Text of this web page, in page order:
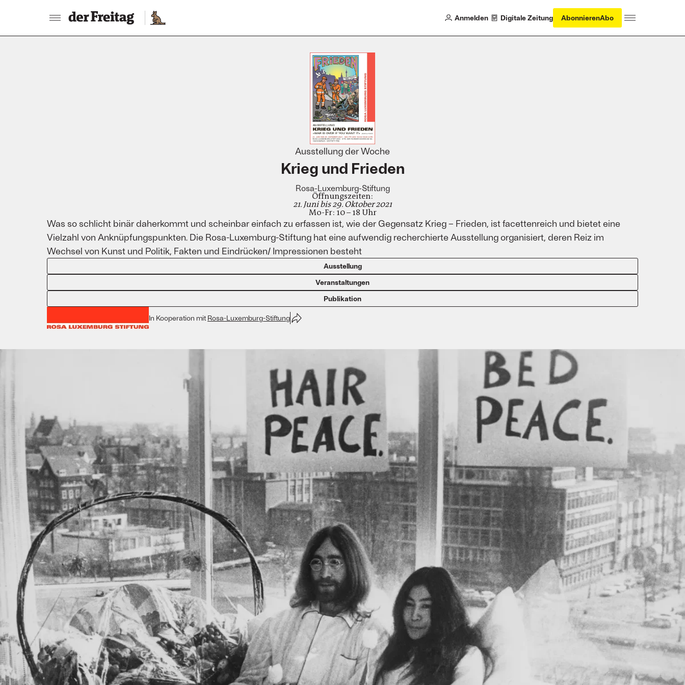
Anmelden Digitale Zeitung AbonnierenAbo
Ausstellung der Woche
Krieg und Frieden
Rosa-Luxemburg-Stiftung
Öffnungszeiten:
21. Juni bis 29. Oktober 2021
Mo-Fr: 10 – 18 Uhr
Was so schlicht binär daherkommt und scheinbar einfach zu erfassen ist, wie der Gegensatz Krieg – Frieden, ist facettenreich und bietet eine
Vielzahl von Anknüpfungspunkten. Die Rosa-Luxemburg-Stiftung hat eine aufwendig recherchierte Ausstellung organisiert, deren Reiz im
Wechsel von Kunst und Politik, Fakten und Eindrücken/ Impressionen besteht
Ausstellung
Veranstaltungen
Publikation
In Kooperation mit Rosa-Luxemburg-Stiftung